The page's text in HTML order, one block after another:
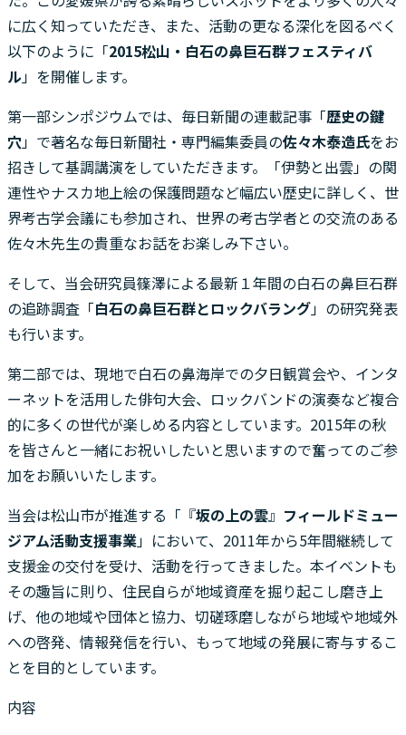
に広く知っていただき、また、活動の更なる深化を図るべく
以下のように「2015松山・白石の鼻巨石群フェスティバ
ル」を開催します。
第一部シンポジウムでは、毎日新聞の連載記事「歴史の鍵
穴」で著名な毎日新聞社・専門編集委員の佐々木泰造氏をお
招きして基調講演をしていただきます。「伊勢と出雲」の関
連性やナスカ地上絵の保護問題など幅広い歴史に詳しく、世
界考古学会議にも参加され、世界の考古学者との交流のある
佐々木先生の貴重なお話をお楽しみ下さい。
そして、当会研究員篠澤による最新１年間の白石の鼻巨石群
の追跡調査「白石の鼻巨石群とロックバラング」の研究発表
も行います。
第二部では、現地で白石の鼻海岸での夕日観賞会や、インタ
ーネットを活用した俳句大会、ロックバンドの演奏など複合
的に多くの世代が楽しめる内容としています。2015年の秋
を皆さんと一緒にお祝いしたいと思いますので奮ってのご参
加をお願いいたします。
当会は松山市が推進する「『坂の上の雲』 フィールドミュー
ジアム活動支援事業」において、2011年から5年間継続して
支援金の交付を受け、活動を行ってきました。本イベントも
その趣旨に則り、住民自らが地域資産を掘り起こし磨き上
げ、他の地域や団体と協力、切磋琢磨しながら地域や地域外
への啓発、情報発信を行い、もって地域の発展に寄与するこ
とを目的としています。
内容